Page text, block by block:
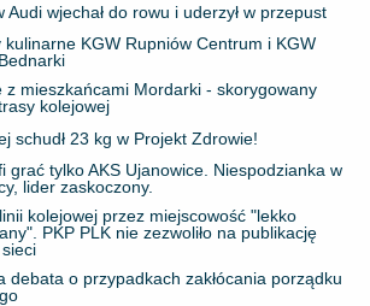
Audi wjechał do rowu i uderzył w przepust
kulinarne KGW Rupniów Centrum i KGW
z mieszkańcami Mordarki - skorygowany
kolejowej
schudł 23 kg w Projekt Zdrowie!
grać tylko AKS Ujanowice. Niespodzianka w
lider zaskoczony.
kolejowej przez miejscowość "lekko
PKP PLK nie zezwoliło na publikację
debata o przypadkach zakłócania porządku